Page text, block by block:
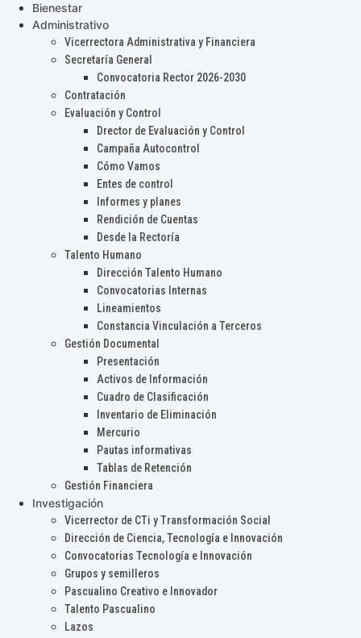
Bienestar
Administrativo
Vicerrectora Administrativa y Financiera
Secretaría General
Convocatoria Rector 2026-2030
Contratación
Evaluación y Control
Drector de Evaluación y Control
Campaña Autocontrol
Cómo Vamos
Entes de control
Informes y planes
Rendición de Cuentas
Desde la Rectoría
Talento Humano
Dirección Talento Humano
Convocatorias Internas
Lineamientos
Constancia Vinculación a Terceros
Gestión Documental
Presentación
Activos de Información
Cuadro de Clasificación
Inventario de Eliminación
Mercurio
Pautas informativas
Tablas de Retención
Gestión Financiera
Investigación
Vicerrector de CTi y Transformación Social
Dirección de Ciencia, Tecnología e Innovación
Convocatorias Tecnología e Innovación
Grupos y semilleros
Pascualino Creativo e Innovador
Talento Pascualino
Lazos